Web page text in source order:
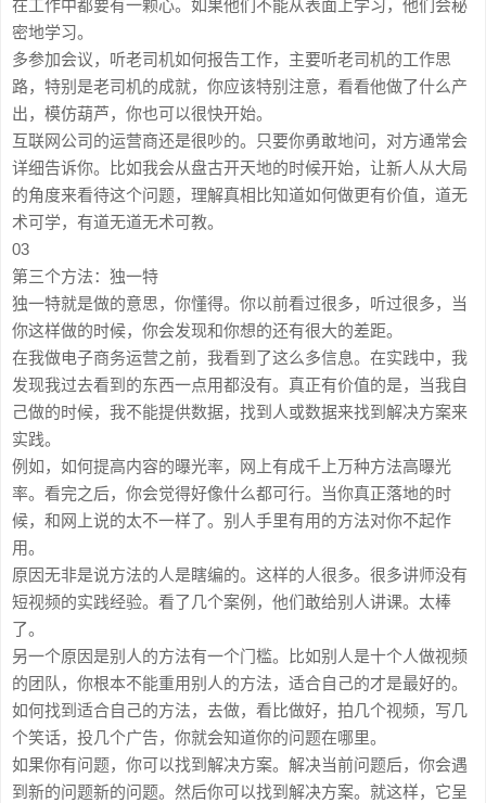
在工作中都要有一颗心。如果他们不能从表面上学习，他们会秘
密地学习。
多参加会议，听老司机如何报告工作，主要听老司机的工作思
路，特别是老司机的成就，你应该特别注意，看看他做了什么产
出，模仿葫芦，你也可以很快开始。
互联网公司的运营商还是很吵的。只要你勇敢地问，对方通常会
详细告诉你。比如我会从盘古开天地的时候开始，让新人从大局
的角度来看待这个问题，理解真相比知道如何做更有价值，道无
术可学，有道无道无术可教。
03
第三个方法：独一特
独一特就是做的意思，你懂得。你以前看过很多，听过很多，当
你这样做的时候，你会发现和你想的还有很大的差距。
在我做电子商务运营之前，我看到了这么多信息。在实践中，我
发现我过去看到的东西一点用都没有。真正有价值的是，当我自
己做的时候，我不能提供数据，找到人或数据来找到解决方案来
实践。
例如，如何提高内容的曝光率，网上有成千上万种方法高曝光
率。看完之后，你会觉得好像什么都可行。当你真正落地的时
候，和网上说的太不一样了。别人手里有用的方法对你不起作
用。
原因无非是说方法的人是瞎编的。这样的人很多。很多讲师没有
短视频的实践经验。看了几个案例，他们敢给别人讲课。太棒
了。
另一个原因是别人的方法有一个门槛。比如别人是十个人做视频
的团队，你根本不能重用别人的方法，适合自己的才是最好的。
如何找到适合自己的方法，去做，看比做好，拍几个视频，写几
个笑话，投几个广告，你就会知道你的问题在哪里。
如果你有问题，你可以找到解决方案。解决当前问题后，你会遇
到新的问题新的问题。然后你可以找到解决方案。就这样，它呈